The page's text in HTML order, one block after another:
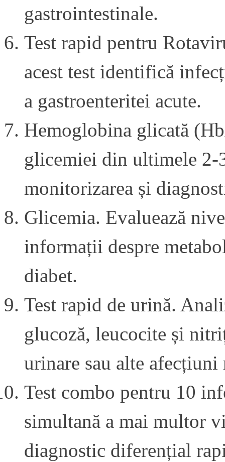
gastrointestinale.
Test rapid pentru
acest test identifică
a gastroenteritei acute.
Hemoglobina glicată
glicemiei din ultimele
monitorizarea și
Glicemia. Evaluează
informații despre
diabet.
Test rapid de urină.
glucoză, leucocite și
urinare sau alte afecțiuni
Test combo pentru 10
simultană a mai multor
diagnostic diferențial